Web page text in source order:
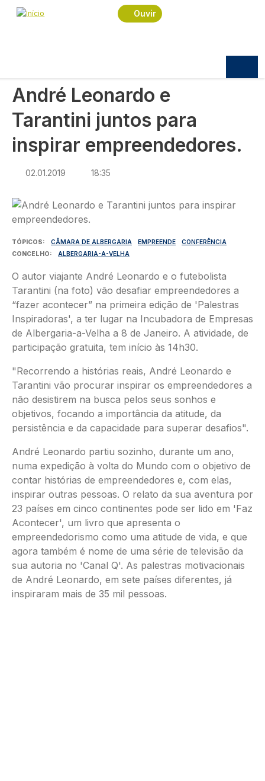
Passar para o conteúdo principal
Ouvir
Navegação estrutural
Início
Sociedade
André Leonardo e Tarantini juntos para inspirar
André Leonardo e
Tarantini juntos para
inspirar empreendedores.
02.01.2019 18:35
Imagem
TÓPICOS CÂMARA DE ALBERGARIA EMPREENDE
CONFERÊNCIA
CONCELHO
ALBERGARIA-A-VELHA
O autor viajante André Leonardo e o futebolista
Tarantini (na foto) vão desafiar empreendedores a
“fazer acontecer” na primeira edição de 'Palestras
Inspiradoras', a ter lugar na Incubadora de Empresas
de Albergaria-a-Velha a 8 de Janeiro. A atividade, de
participação gratuita, tem início às 14h30.
"Recorrendo a histórias reais, André Leonardo e
Tarantini vão procurar inspirar os empreendedores a
não desistirem na busca pelos seus sonhos e
objetivos, focando a importância da atitude, da
persistência e da capacidade para superar desafios".
André Leonardo partiu sozinho, durante um ano,
numa expedição à volta do Mundo com o objetivo de
contar histórias de empreendedores e, com elas,
inspirar outras pessoas. O relato da sua aventura por
23 países em cinco continentes pode ser lido em 'Faz
Acontecer', um livro que apresenta o
empreendedorismo como uma atitude de vida, e que
agora também é nome de uma série de televisão da
sua autoria no 'Canal Q'. As palestras motivacionais
de André Leonardo, em sete países diferentes, já
inspiraram mais de 35 mil pessoas.